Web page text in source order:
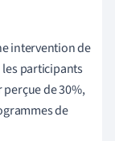
intervention de
les participants
de 30%,
de